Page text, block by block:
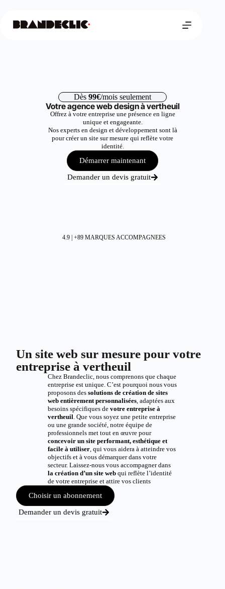
Dès 99€/mois seulement
Votre agence web design à vertheuil
Offrez à votre entreprise une présence en ligne
unique et engageante.
Nos experts en design et développement sont là
pour créer un site sur mesure qui reflète votre
identité.
Démarrer maintenant
Demander un devis gratuit
4.9 | +89 MARQUES ACCOMPAGNEES
Un site web sur mesure pour votre
entreprise à vertheuil
Chez Brandeclic, nous comprenons que chaque
entreprise est unique. C’est pourquoi nous vous
proposons des solutions de création de sites
web entièrement personnalisées, adaptées aux
besoins spécifiques de votre entreprise à
vertheuil. Que vous soyez une petite entreprise
ou une grande société, notre équipe de
professionnels met tout en œuvre pour
concevoir un site performant, esthétique et
facile à utiliser, qui vous aidera à atteindre vos
objectifs et à vous démarquer dans votre
secteur. Laissez-nous vous accompagner dans
la création d’un site webqui reflète l’identité
de votre entreprise et attire vos clients
Choisir un abonnement
Demander un devis gratuit